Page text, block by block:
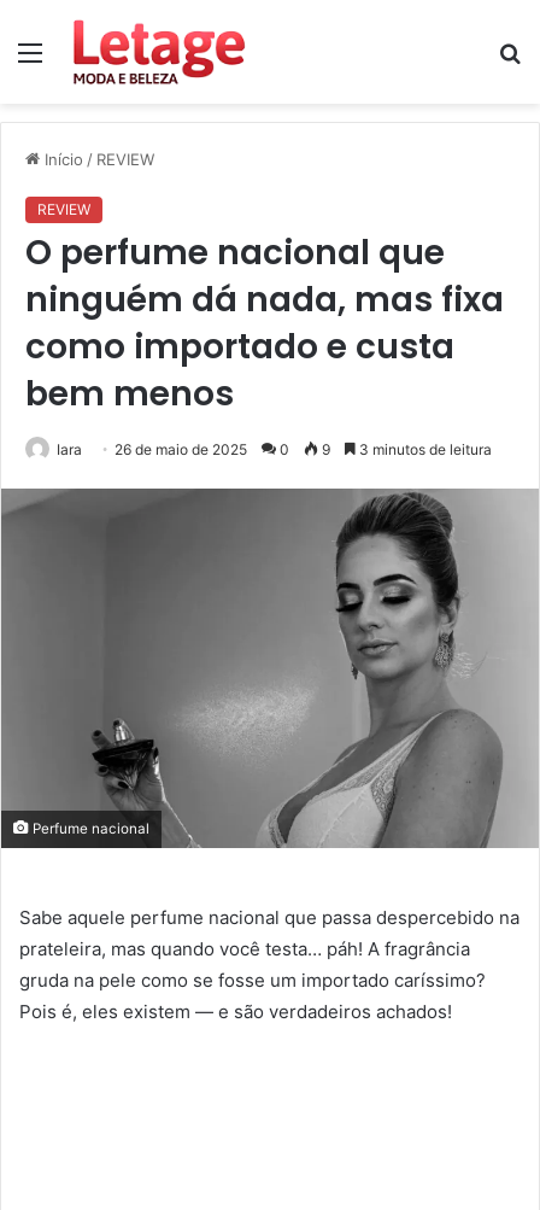
Menu
Início / REVIEW
REVIEW
O perfume nacional que
ninguém dá nada, mas fixa
como importado e custa
bem menos
Iara 26 de maio de 2025 0 9 3 minutos de leitura
Perfume nacional
Sabe aquele perfume nacional que passa despercebido na
prateleira, mas quando você testa… páh! A fragrância
gruda na pele como se fosse um importado caríssimo?
Pois é, eles existem — e são verdadeiros achados!